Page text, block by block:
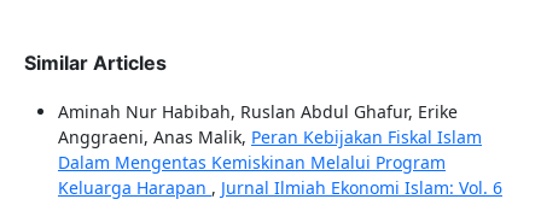
Similar Articles
Aminah Nur Habibah, Ruslan Abdul Ghafur, Erike
Anggraeni, Anas Malik, Peran Kebijakan Fiskal Islam
Dalam Mengentas Kemiskinan Melalui Program
Keluarga Harapan , Jurnal Ilmiah Ekonomi Islam: Vol. 6